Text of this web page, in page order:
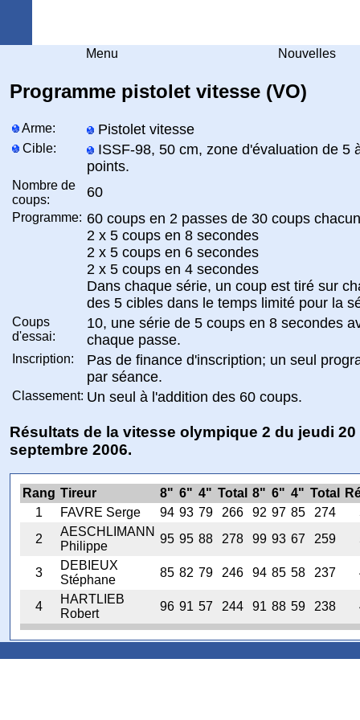
Menu Nouvelles
Programme pistolet vitesse (VO)
Arme: Pistolet vitesse
Cible:
ISSF-98, 50 cm, zone d'évaluation de 5
points.
Nombre de
coups:
60
Programme: 60 coups en 2 passes de 30 coups
2 x 5 coups en 8 secondes
2 x 5 coups en 6 secondes
2 x 5 coups en 4 secondes
Dans chaque série, un coup est tiré sur
des 5 cibles dans le temps limité pour la
Coups
d'essai:
10, une série de 5 coups en 8 secondes
chaque passe.
Inscription:
Pas de finance d'inscription; un seul
par séance.
Classement: Un seul à l'addition des 60 coups.
Résultats de la vitesse olympique 2 du jeudi 20
septembre 2006.
Rang Tireur 8" 6" 4" Total 8" 6" 4" Total
1
FAVRE Serge 94 93 79 266 92 97 85 274
2
AESCHLIMANN
Philippe
95 95 88 278 99 93 67 259
3
DEBIEUX
Stéphane
85 82 79 246 94 85 58 237
4
HARTLIEB
Robert
96 91 57 244 91 88 59 238